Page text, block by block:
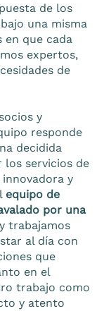
de los
una misma
en que cada
expertos,
de
y
responde
decidida
servicios de
y
equipo de
por una
trabajamos
al día con
que
en el
trabajo como
y atento